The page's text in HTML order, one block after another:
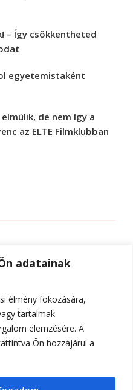
adatainak
élmény fokozására,
tartalmak
elemzésére. A
Ön hozzájárul a
– Így csökkentheted
egyetemistaként
de nem így a
az ELTE Filmklubban
Online